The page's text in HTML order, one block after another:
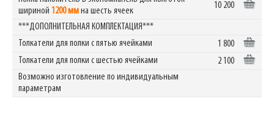
шириной 1200 ммна шесть ячеек
10 200
***ДОПОЛНИТЕЛЬНАЯ КОМПЛЕКТАЦИЯ***
Толкатели для полки с пятью ячейками
1 800
Толкатели для полки с шестью ячейками
2 100
Возможно изготовление по индивидуальным
параметрам